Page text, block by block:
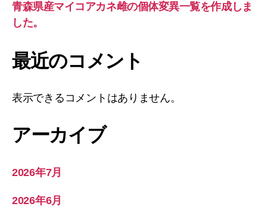
青森県産マイコアカネ雌の個体変異一覧を作成しま
した。
最近のコメント
表示できるコメントはありません。
アーカイブ
2026年7月
2026年6月